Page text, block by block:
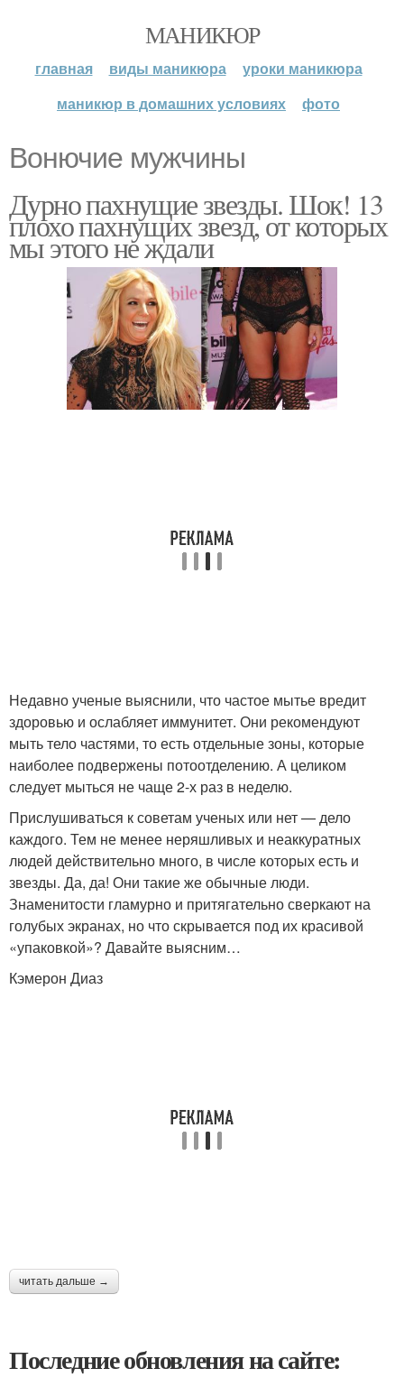
МАНИКЮР
главная виды маникюра
уроки маникюра
маникюр в домашних условиях
фото
Вонючие мужчины
Дурно пахнущие звезды. Шок! 13
плохо пахнущих звезд, от которых
мы этого не ждали
Недавно ученые выяснили, что частое мытье вредит
здоровью и ослабляет иммунитет. Они рекомендуют
мыть тело частями, то есть отдельные зоны, которые
наиболее подвержены потоотделению. А целиком
следует мыться не чаще 2-х раз в неделю.
Прислушиваться к советам ученых или нет — дело
каждого. Тем не менее неряшливых и неаккуратных
людей действительно много, в числе которых есть и
звезды. Да, да! Они такие же обычные люди.
Знаменитости гламурно и притягательно сверкают на
голубых экранах, но что скрывается под их красивой
«упаковкой»? Давайте выясним…
Кэмерон Диаз
читать дальше →
Последние обновления на сайте: